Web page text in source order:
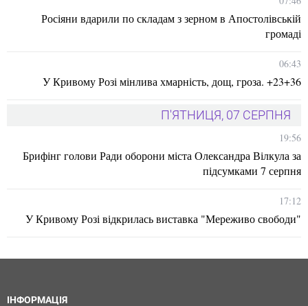
Росіяни вдарили по складам з зерном в Апостолівській
громаді
06:43
У Кривому Розі мінлива хмарність, дощ, гроза. +23+36
П'ЯТНИЦЯ, 07 СЕРПНЯ
19:56
Брифінг голови Ради оборони міста Олександра Вілкула за
підсумками 7 серпня
17:12
У Кривому Розі відкрилась виставка "Мереживо свободи"
ІНФОРМАЦІЯ